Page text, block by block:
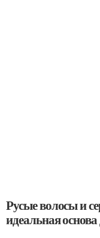
Русые волосы и
идеальная